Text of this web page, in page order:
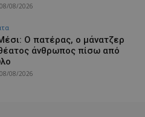
08/08/2026
Ο πατέρας, ο μάνατζερ
άνθρωπος πίσω από
08/08/2026